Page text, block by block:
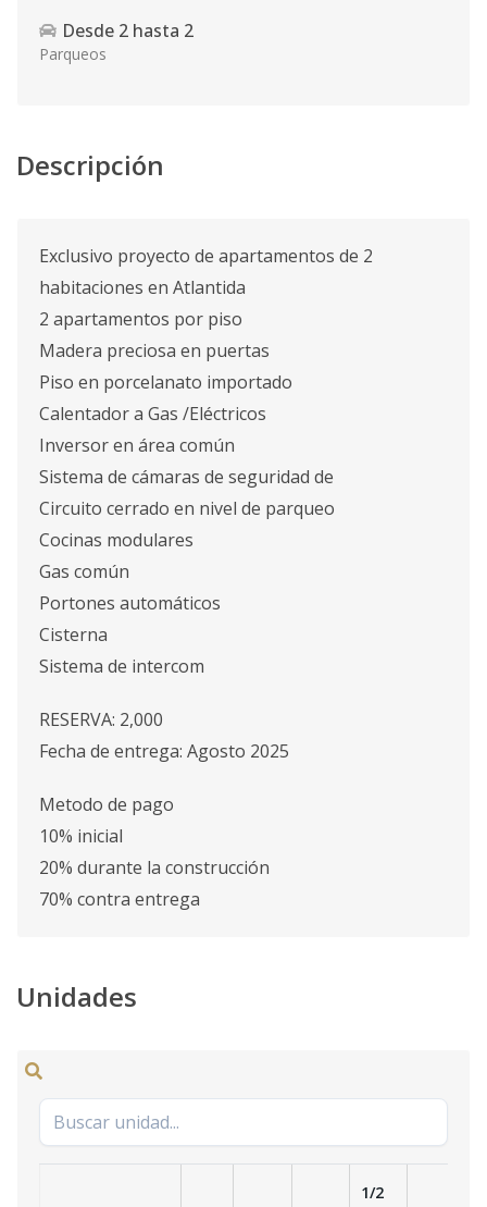
Desde 2 hasta 2
Parqueos
Descripción
Exclusivo proyecto de apartamentos de 2
habitaciones en Atlantida
2 apartamentos por piso
Madera preciosa en puertas
Piso en porcelanato importado
Calentador a Gas /Eléctricos
Inversor en área común
Sistema de cámaras de seguridad de
Circuito cerrado en nivel de parqueo
Cocinas modulares
Gas común
Portones automáticos
Cisterna
Sistema de intercom
RESERVA: 2,000
Fecha de entrega: Agosto 2025
Metodo de pago
10% inicial
20% durante la construcción
70% contra entrega
Unidades
1/2